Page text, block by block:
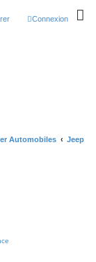
Connexion
Automobiles Jeep